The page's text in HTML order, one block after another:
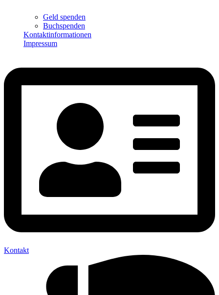
Geld spenden
Buchspenden
Kontaktinformationen
Impressum
Kontakt